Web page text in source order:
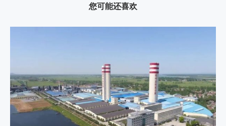
您可能还喜欢